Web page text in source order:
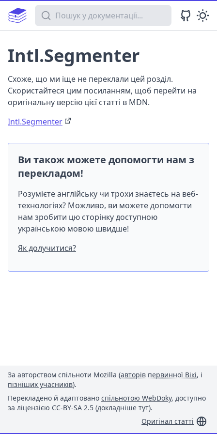
Пошук у документації
Intl.Segmenter
Схоже, що ми іще не переклали цей розділ.
Скористайтеся цим посиланням, щоб перейти на
оригінальну версію цієї статті в MDN.
Intl.Segmenter
Ви також можете допомогти нам з
перекладом!
Розумієте англійську чи трохи знаєтесь на веб-
технологіях? Можливо, ви можете допомогти
нам зробити цю сторінку доступною
українською мовою швидше!
Як долучитися?
За авторством спільноти Mozilla (авторів первинної Вікі, і
пізніших учасників).
Перекладено й адаптовано спільнотою WebDoky, доступно
за ліцензією CC-BY-SA 2.5 (докладніше тут).
Оригінал статті